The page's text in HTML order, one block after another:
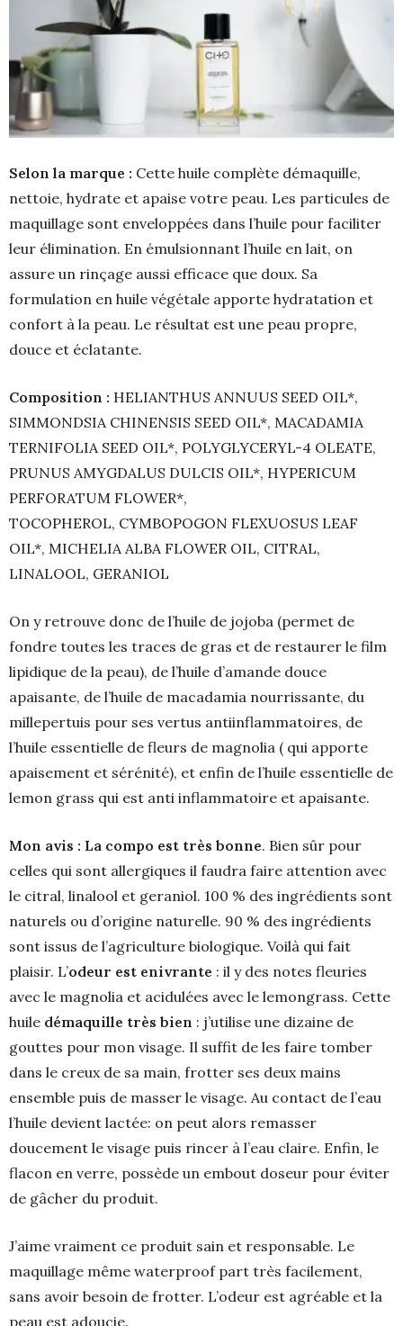
Selon la marque : Cette huile complète démaquille,
nettoie, hydrate et apaise votre peau. Les particules de
maquillage sont enveloppées dans l’huile pour faciliter
leur élimination. En émulsionnant l’huile en lait, on
assure un rinçage aussi efficace que doux. Sa
formulation en huile végétale apporte hydratation et
confort à la peau. Le résultat est une peau propre,
douce et éclatante.
Composition : HELIANTHUS ANNUUS SEED OIL*,
SIMMONDSIA CHINENSIS SEED OIL*, MACADAMIA
TERNIFOLIA SEED OIL*, POLYGLYCERYL-4 OLEATE,
PRUNUS AMYGDALUS DULCIS OIL*, HYPERICUM
PERFORATUM FLOWER*,
TOCOPHEROL, CYMBOPOGON FLEXUOSUS LEAF
OIL*, MICHELIA ALBA FLOWER OIL, CITRAL,
LINALOOL, GERANIOL
On y retrouve donc de l’huile de jojoba (permet de
fondre toutes les traces de gras et de restaurer le film
lipidique de la peau), de l’huile d’amande douce
apaisante, de l’huile de macadamia nourrissante, du
millepertuis pour ses vertus antiinflammatoires, de
l’huile essentielle de fleurs de magnolia ( qui apporte
apaisement et sérénité), et enfin de l’huile essentielle de
lemon grass qui est anti inflammatoire et apaisante.
Mon avis : La compo est très bonne. Bien sûr pour
celles qui sont allergiques il faudra faire attention avec
le citral, linalool et geraniol. 100 % des ingrédients sont
naturels ou d’origine naturelle. 90 % des ingrédients
sont issus de l’agriculture biologique. Voilà qui fait
plaisir. L’odeur est enivrante : il y des notes fleuries
avec le magnolia et acidulées avec le lemongrass. Cette
huile démaquille très bien : j’utilise une dizaine de
gouttes pour mon visage. Il suffit de les faire tomber
dans le creux de sa main, frotter ses deux mains
ensemble puis de masser le visage. Au contact de l’eau
l’huile devient lactée: on peut alors remasser
doucement le visage puis rincer à l’eau claire. Enfin, le
flacon en verre, possède un embout doseur pour éviter
de gâcher du produit.
J’aime vraiment ce produit sain et responsable. Le
maquillage même waterproof part très facilement,
sans avoir besoin de frotter. L’odeur est agréable et la
peau est adoucie.